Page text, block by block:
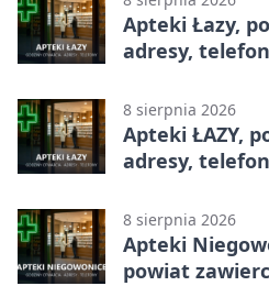
Apteki Łazy,
adresy,
8 sierpnia 2026
Apteki ŁAZY,
adresy,
8 sierpnia 2026
Apteki
powiat